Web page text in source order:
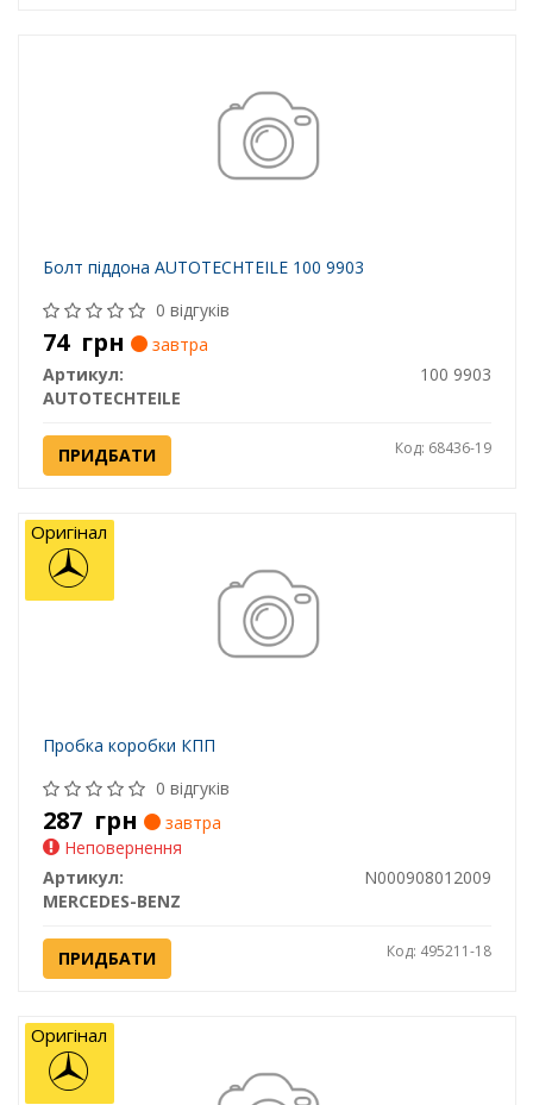
Болт піддона AUTOTECHTEILE 100 9903
0 відгуків
74 грн
завтра
Артикул:
100 9903
AUTOTECHTEILE
ПРИДБАТИ Код: 68436-19
Пробка коробки КПП
0 відгуків
287 грн
завтра
Неповернення
Артикул:
N000908012009
MERCEDES-BENZ
ПРИДБАТИ Код: 495211-18
Оригінал
Оригінал